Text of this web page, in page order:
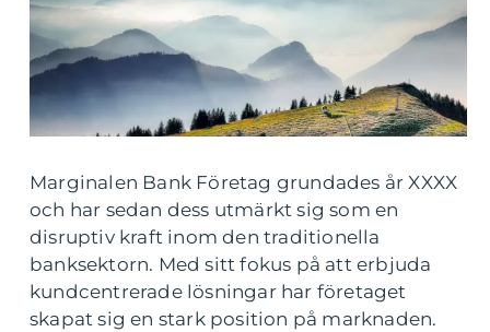
Marginalen Bank Företag grundades år XXXX
och har sedan dess utmärkt sig som en
disruptiv kraft inom den traditionella
banksektorn. Med sitt fokus på att erbjuda
kundcentrerade lösningar har företaget
skapat sig en stark position på marknaden.